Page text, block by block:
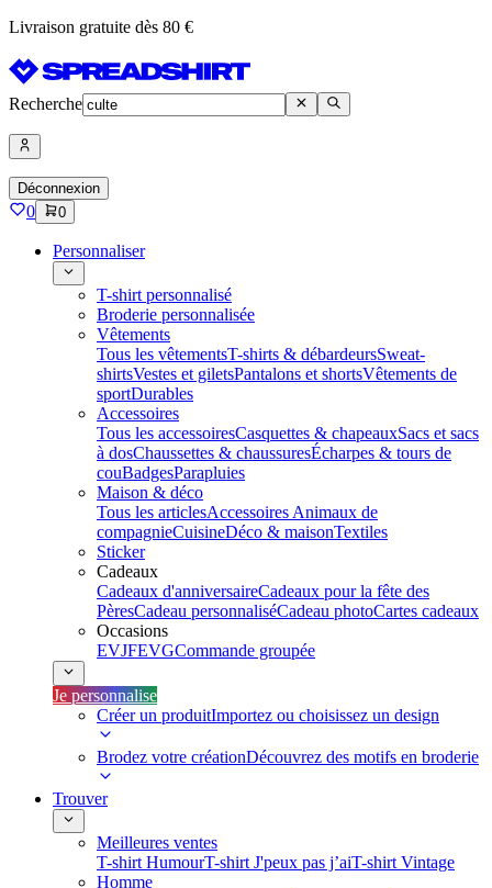
Livraison gratuite dès 80 €
Recherche
Déconnexion
0 0
Personnaliser
T-shirt personnalisé
Broderie personnalisée
Vêtements
Tous les vêtementsT-shirts & débardeursSweat-
shirtsVestes et giletsPantalons et shortsVêtements de
sportDurables
Accessoires
Tous les accessoiresCasquettes & chapeauxSacs et sacs
à dosChaussettes & chaussuresÉcharpes & tours de
couBadgesParapluies
Maison & déco
Tous les articlesAccessoires Animaux de
compagnieCuisineDéco & maisonTextiles
Sticker
Cadeaux
Cadeaux d'anniversaireCadeaux pour la fête des
PèresCadeau personnaliséCadeau photoCartes cadeaux
Occasions
EVJFEVGCommande groupée
Je personnalise
Créer un produitImportez ou choisissez un design
Brodez votre créationDécouvrez des motifs en broderie
Trouver
Meilleures ventes
T-shirt HumourT-shirt J'peux pas j’aiT-shirt Vintage
Homme